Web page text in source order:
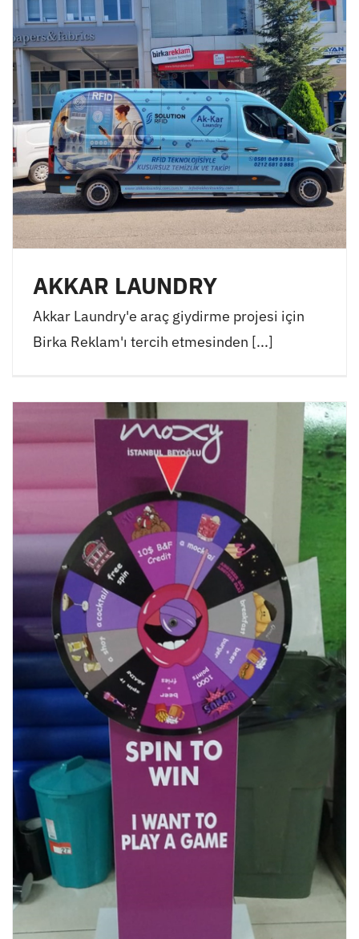
AKKAR LAUNDRY
Akkar Laundry'e araç giydirme projesi için
Birka Reklam'ı tercih etmesinden [...]